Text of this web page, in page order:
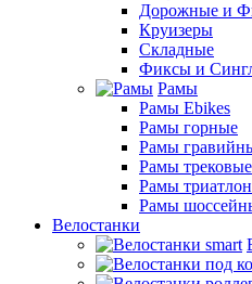
Дорожные и
Круизеры
Складные
Фиксы и
Рамы
Рамы Ebikes
Рамы горные
Рамы
Рамы трековые
Рамы
Рамы
Велостанки